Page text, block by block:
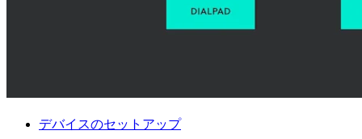
デバイスのセットアップ